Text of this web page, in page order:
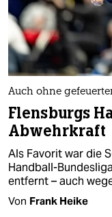
Auch ohne
Flensburgs
Abwehrkraft
Als Favorit war die
Handball-
entfernt – auch
Von Frank Heike